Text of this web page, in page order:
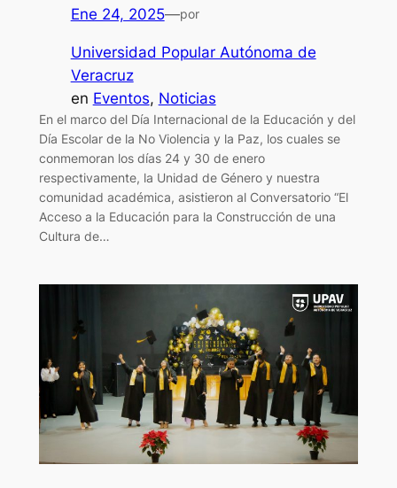
Ene 24, 2025—por
Universidad Popular Autónoma de
Veracruz
en Eventos, Noticias
En el marco del Día Internacional de la Educación y del
Día Escolar de la No Violencia y la Paz, los cuales se
conmemoran los días 24 y 30 de enero
respectivamente, la Unidad de Género y nuestra
comunidad académica, asistieron al Conversatorio “El
Acceso a la Educación para la Construcción de una
Cultura de…